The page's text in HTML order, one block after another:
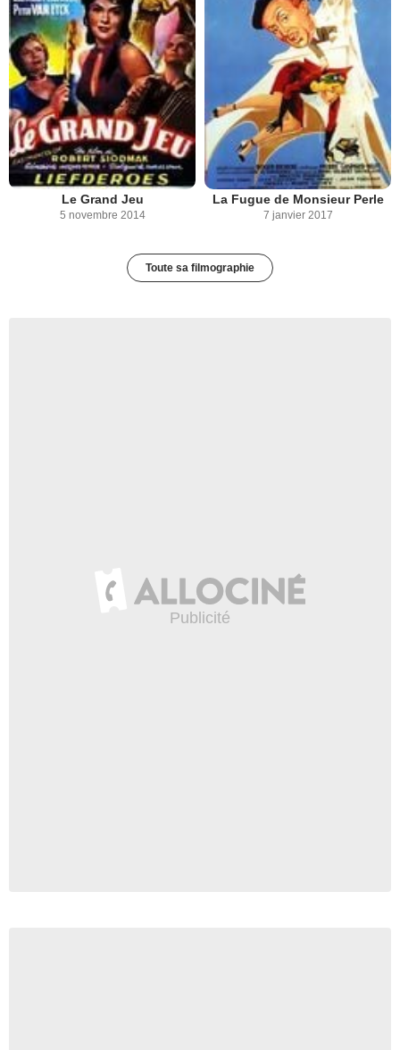
Le Grand Jeu
5 novembre 2014
La Fugue de Monsieur Perle
7 janvier 2017
Toute sa filmographie